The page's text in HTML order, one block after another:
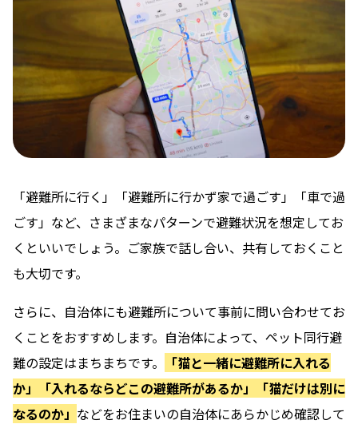
「避難所に行く」「避難所に行かず家で過ごす」「車で過
ごす」など、さまざまなパターンで避難状況を想定してお
くといいでしょう。ご家族で話し合い、共有しておくこと
も大切です。
さらに、自治体にも避難所について事前に問い合わせてお
くことをおすすめします。自治体によって、ペット同行避
難の設定はまちまちです。
「猫と一緒に避難所に入れる
か」「入れるならどこの避難所があるか」「猫だけは別に
なるのか」 などをお住まいの自治体にあらかじめ確認して